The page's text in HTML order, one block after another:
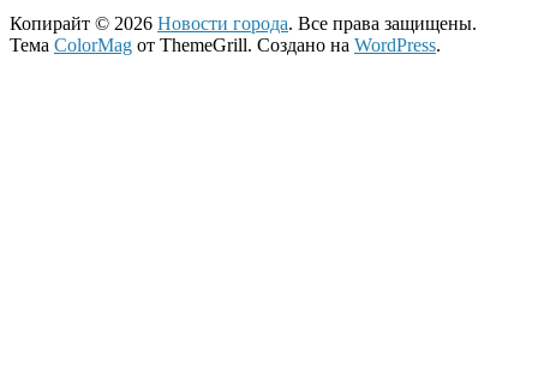
Копирайт © 2026 Новости города. Все права защищены.
Тема ColorMag от ThemeGrill. Создано на WordPress.